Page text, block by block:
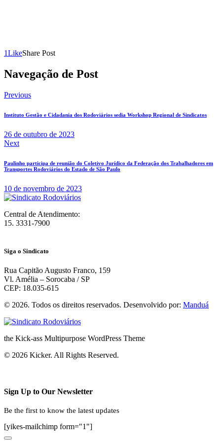
1LikeShare Post
Navegação de Post
Previous
Instituto Gestão e Cidadania dos Rodoviários sedia Workshop Regional de Sindicatos
26 de outubro de 2023
Next
Paulinho participa de reunião do Coletivo Jurídico da Federação dos Trabalhadores em
Transportes Rodoviários do Estado de São Paulo
10 de novembro de 2023
Central de Atendimento:
15. 3331-7900
Siga o Sindicato
Rua Capitão Augusto Franco, 159
Vl. Amélia – Sorocaba / SP
CEP: 18.035-615
© 2026. Todos os direitos reservados. Desenvolvido por: Manduá
the Kick-ass Multipurpose WordPress Theme
© 2026 Kicker. All Rights Reserved.
Sign Up to Our Newsletter
Be the first to know the latest updates
[yikes-mailchimp form="1"]